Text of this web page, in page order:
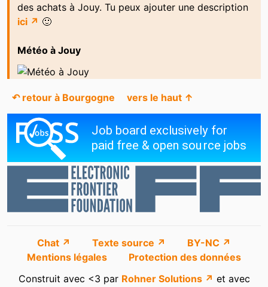
des achats à Jouy. Tu peux ajouter une description
ici ↗ 🙂
Météo à Jouy
↶ retour à Bourgogne vers le haut ↑
Chat ↗ Texte source ↗
BY-NC ↗
Mentions légales
Protection des données
Construit avec <3 par Rohner Solutions ↗ et avec